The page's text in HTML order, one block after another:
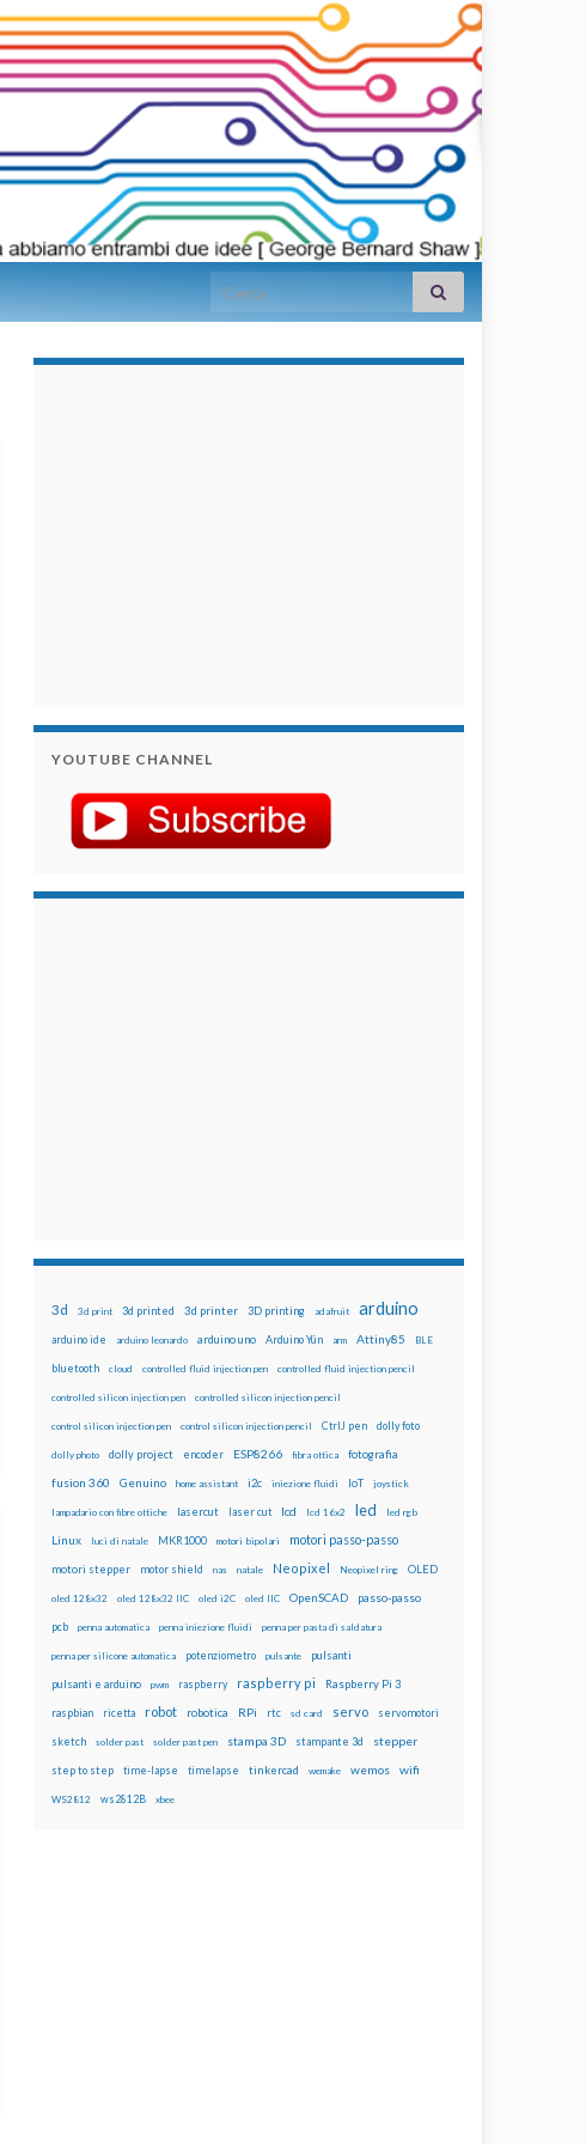
Search for:
YOUTUBE CHANNEL
3d 3d print 3d printed 3d printer 3D printing adafruit arduino
arduino ide arduino leonardo arduino uno Arduino Yún arm Attiny85 BLE
bluetooth cloud controlled fluid injection pen controlled fluid injection pencil
controlled silicon injection pen controlled silicon injection pencil
control silicon injection pen control silicon injection pencil CtrlJ pen dolly foto
dolly photo dolly project encoder ESP8266 fibra ottica fotografia
fusion 360 Genuino home assistant i2c iniezione fluidi IoT joystick
lampadario con fibre ottiche lasercut laser cut lcd lcd 16x2 led led rgb
Linux luci di natale MKR1000 motori bipolari motori passo-passo
motori stepper motor shield nas natale Neopixel Neopixel ring OLED
oled 128x32 oled 128x32 IIC oled i2C oled IIC OpenSCAD passo-passo
pcb penna automatica penna iniezione fluidi penna per pasta di saldatura
penna per silicone automatica potenziometro pulsante pulsanti
pulsanti e arduino pwm raspberry raspberry pi Raspberry Pi 3
raspbian ricetta robot robotica RPi rtc sd card servo servomotori
sketch solder past solder past pen stampa 3D stampante 3d stepper
step to step time-lapse timelapse tinkercad wemake wemos wifi
WS2812 ws2812B xbee